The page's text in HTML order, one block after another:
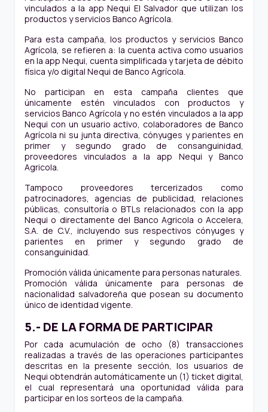
vinculados a la app Nequi El Salvador que utilizan los
productos y servicios Banco Agrícola.
Para esta campaña, los productos y servicios Banco
Agrícola, se refieren a: la cuenta activa como usuarios
en la app Nequi, cuenta simplificada y tarjeta de débito
física y/o digital Nequi de Banco Agrícola.
No participan en esta campaña clientes que
únicamente estén vinculados con productos y
servicios Banco Agrícola y no estén vinculados a la app
Nequi con un usuario activo, colaboradores de Banco
Agrícola ni su junta directiva, cónyuges y parientes en
primer y segundo grado de consanguinidad,
proveedores vinculados a la app Nequi y Banco
Agricola.
Tampoco proveedores tercerizados como
patrocinadores, agencias de publicidad, relaciones
públicas, consultoría o BTLs relacionados con la app
Nequi o directamente del Banco Agricola o Accelera,
S.A. de C.V., incluyendo sus respectivos cónyuges y
parientes en primer y segundo grado de
consanguinidad.
Promoción válida únicamente para personas naturales.
Promoción válida únicamente para personas de
nacionalidad salvadoreña que posean su documento
único de identidad vigente.
5.- DE LA FORMA DE PARTICIPAR
Por cada acumulación de ocho (8) transacciones
realizadas a través de las operaciones participantes
descritas en la presente sección, los usuarios de
Nequi obtendrán automáticamente un (1) ticket digital,
el cual representará una oportunidad válida para
participar en los sorteos de la campaña.